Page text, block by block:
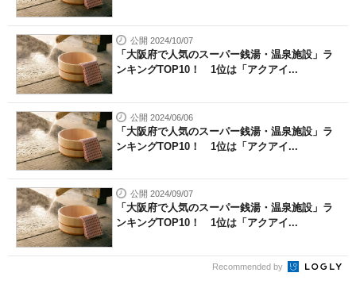
公開 2024/10/07
「大阪府で人気のスーパー銭湯・温泉施設」ラ
ンキングTOP10！ 1位は「アクアイ...
公開 2024/06/06
「大阪府で人気のスーパー銭湯・温泉施設」ラ
ンキングTOP10！ 1位は「アクアイ...
公開 2024/09/07
「大阪府で人気のスーパー銭湯・温泉施設」ラ
ンキングTOP10！ 1位は「アクアイ...
Recommended by